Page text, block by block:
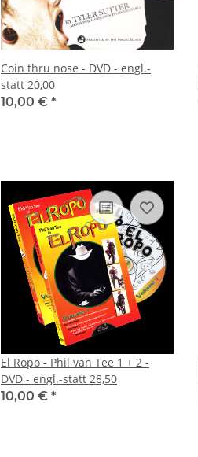
Coin thru nose - DVD - engl.-
statt 20,00
10,00 € *
El Ropo - Phil van Tee 1 + 2 -
DVD - engl.-statt 28,50
10,00 € *